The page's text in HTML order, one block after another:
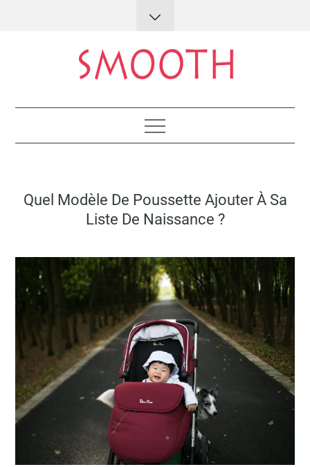
on
Quel Modèle De Poussette Ajouter À Sa
Liste De Naissance ?